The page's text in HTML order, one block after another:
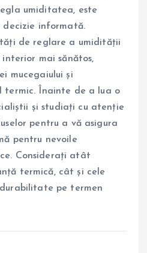
umiditatea, este
decizie informată.
de reglare a umidității
mai sănătos,
mucegaiului și
termic. Înainte de a lua o
și studiați cu atenție
pentru a vă asigura
pentru nevoile
Considerați atât
termică, cât și cele
pe termen